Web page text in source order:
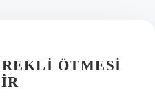
ÖTMESI